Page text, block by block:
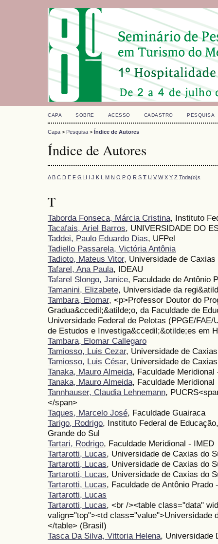
CAPA SOBRE ACESSO CADASTRO PESQUISA
Capa > Pesquisa > Índice de Autores
Índice de Autores
A B C D E F G H I J K L M N O P Q R S T U V W X Y Z Toda(o)s
T
Taborda Fonseca, Márcia Cristina, Instituto
Tacafais, Ariel Barros, UNIVERSIDADE DO
Taddei, Paulo Eduardo Dias, UFPel
Tadiello Passarela, Victória Antônia
Tadioto, Mateus Vitor, Universidade de
Tafarel, Ana Paula, IDEAU
Tafarel Slongo, Janice, Faculdade de Antônio
Tamanini, Elizabete, Universidade da
Tambara, Elomar, <p>Professor Doutor do
Gradua&ccedil;&atilde;o, da Faculdade de
Universidade Federal de Pelotas (PPGE/
de Estudos e Investiga&ccedil;&otilde;es em
Tambara, Elomar Callegaro
Tamiosso, Luis Cezar, Universidade de
Tamiosso, Luis César, Universidade de
Tanaka, Mauro Almeida, Faculdade Meridional
Tanaka, Mauro Almeida, Faculdade Meridional
Tannhauser, Claudia Lehnemann,
</span>
Taques, Marcelo José, Faculdade Guairaca
Tarigo, Rodrigo, Instituto Federal de
Grande do Sul
Tartari, Rodrigo, Faculdade Meridional - IMED
Tartarotti, Lucas, Universidade de Caxias do
Tartarotti, Lucas, Universidade de Caxias do
Tartarotti, Lucas, Universidade de Caxias do
Tartarotti, Lucas, Faculdade de Antônio Prado
Tartarotti, Lucas
Tartarotti, Lucas, <br /><table class="data"
valign="top"><td class="value">Universidade
</table> (Brasil)
Tasca Da Silva, Vittoria Helena, Universidade